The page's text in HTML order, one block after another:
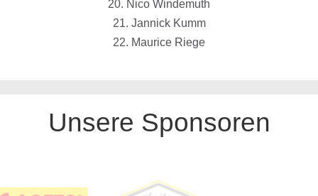
20. Nico Windemuth
21. Jannick Kumm
22. Maurice Riege
Unsere Sponsoren